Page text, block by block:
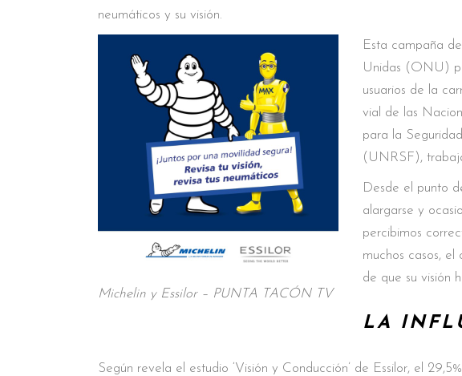
neumáticos y su visión.
Michelin y Essilor – PUNTA TACÓN TV
Esta campaña
Unidas (ONU)
usuarios de la
vial de las
para la
(UNRSF),
Desde el punto
alargarse y
percibimos
muchos casos,
de que su visión
LA
Según revela el estudio ‘Visión y Conducción’ de Essilor, el